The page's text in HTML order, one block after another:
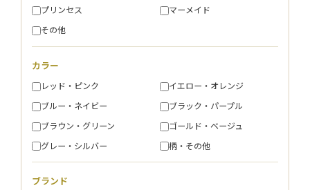
プリンセス
マーメイド
その他
カラー
レッド・ピンク
イエロー・オレンジ
ブルー・ネイビー
ブラック・パープル
ブラウン・グリーン
ゴールド・ベージュ
グレー・シルバー
柄・その他
ブランド